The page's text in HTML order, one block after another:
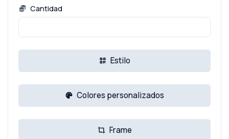
Cantidad
Estilo
Colores personalizados
Frame